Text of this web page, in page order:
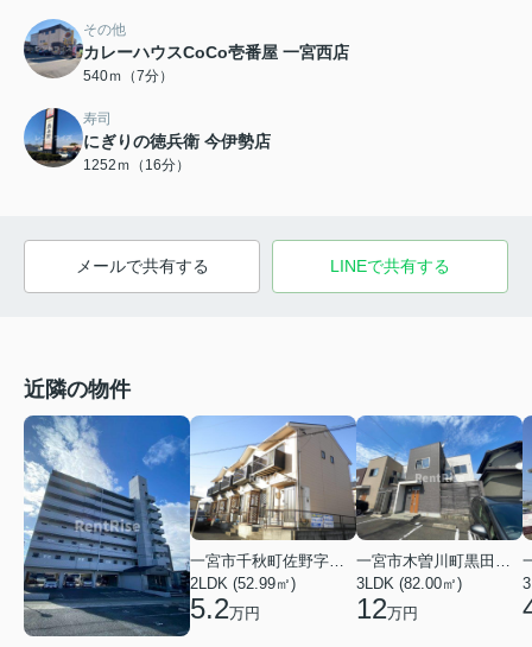
その他
カレーハウスCoCo壱番屋 一宮西店
540ｍ（7分）
寿司
にぎりの徳兵衛 今伊勢店
1252ｍ（16分）
メールで共有する LINEで共有する
近隣の物件
2LDK (52.99㎡)
5.2万円
3LDK (82.00㎡)
12万円